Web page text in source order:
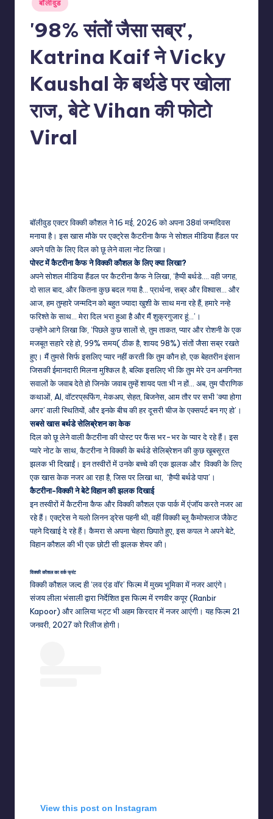
in
बॉलीवुड
'98% संतों जैसा सब्र',
Katrina Kaif ने Vicky
Kaushal के बर्थडे पर खोला
राज, बेटे Vihan की फोटो
Viral
बॉलीवुड एक्टर विक्की कौशल ने 16 मई, 2026 को अपना 38वां जन्मदिवस
मनाया है। इस खास मौके पर एक्ट्रेस कैटरीना कैफ ने सोशल मीडिया हैंडल पर
अपने पति के लिए दिल को छू लेने वाला नोट लिखा।
पोस्ट में कैटरीना कैफ ने विक्की कौशल के लिए क्या लिखा?
अपने सोशल मीडिया हैंडल पर कैटरीना कैफ ने लिखा, ‘हैप्पी बर्थडे…. वही जगह,
दो साल बाद, और कितना कुछ बदल गया है… प्रार्थना, सब्र और विश्वास… और
आज, हम तुम्हारे जन्मदिन को बहुत ज्यादा खुशी के साथ मना रहे हैं, हमारे नन्हे
फरिश्ते के साथ… मेरा दिल भरा हुआ है और मैं शुक्रगुजार हूं…’।
उन्होंने आगे लिखा कि, ‘पिछले कुछ सालों से, तुम ताकत, प्यार और रोशनी के एक
मजबूत सहारे रहे हो, 99% समय( ठीक है, शायद 98%) संतों जैसा सब्र रखते
हुए। मैं तुमसे सिर्फ इसलिए प्यार नहीं करती कि तुम कौन हो, एक बेहतरीन इंसान
जिसकी ईमानदारी मिलना मुश्किल है, बल्कि इसलिए भी कि तुम मेरे उन अनगिनत
सवालों के जवाब देते हो जिनके जवाब तुम्हें शायद पता भी न हों… अब, तुम पौराणिक
कथाओं, AI, वॉटरप्रूफिंग, मेकअप, सेहत, बिजनेस, आम तौर पर सभी ‘क्या होगा
अगर’ वाली स्थितियों, और इनके बीच की हर दूसरी चीज के एक्सपर्ट बन गए हो’।
सबसे खास बर्थडे सेलिब्रेशन का केक
दिल को छू लेने वाली कैटरीना की पोस्ट पर फैंस भर-भर के प्यार दे रहे हैं। इस
प्यारे नोट के साथ, कैटरीना ने विक्की के बर्थडे सेलिब्रेशन की कुछ खूबसूरत
झलक भी दिखाईं। इन तस्वीरों में उनके बच्चे की एक झलक और विक्की के लिए
एक खास केक नजर आ रहा है, जिस पर लिखा था, ‘हैप्पी बर्थडे पापा’।
कैटरीना-विक्की ने बेटे विहान की झलक दिखाई
इन तस्वीरों में कैटरीना कैफ और विक्की कौशल एक पार्क में एंजॉय करते नजर आ
रहे हैं। एक्ट्रेस ने यलो लिनन ड्रेस पहनी थी, वहीं विक्की ब्लू कैमोफ्लाज जैकेट
पहने दिखाई दे रहे हैं। कैमरा से अपना चेहरा छिपाते हुए, इस कपल ने अपने बेटे,
विहान कौशल की भी एक छोटी सी झलक शेयर की।
विक्की कौशल का वर्क फ्रंट
विक्की कौशल जल्द ही ‘लव एंड वॉर’ फिल्म में मुख्य भूमिका में नजर आएंगे।
संजय लीला भंसाली द्वारा निर्देशित इस फिल्म में रणवीर कपूर (Ranbir
Kapoor) और आलिया भट्ट भी अहम किरदार में नजर आएंगी। यह फिल्म 21
जनवरी, 2027 को रिलीज होगी।
View this post on Instagram